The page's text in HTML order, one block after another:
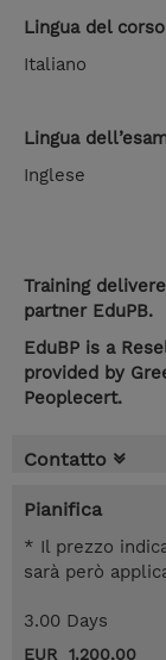
Lingua del corso
Italiano
Lingua
Inglese
Training
partner EduPB.
EduBP is a
provided by
Peoplecert.
Contatto
Pianifica
* Il prezzo
sarà però
3.00 Days
EUR 1.200,00